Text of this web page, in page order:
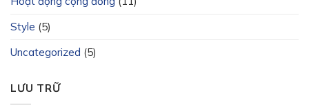
Style (5)
Uncategorized (5)
LƯU TRỮ